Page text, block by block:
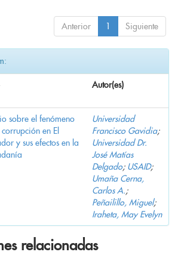
Anterior 1 Siguiente
Autor(es)
sobre el fenómeno
en El
y sus efectos en la
Universidad
Francisco Gavidia;
Universidad Dr.
José Matías
Delgado; USAID;
Umaña Cerna,
Carlos A.;
Peñailillo, Miguel;
Iraheta, May Evelyn
relacionadas